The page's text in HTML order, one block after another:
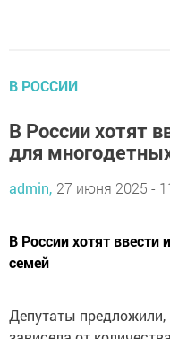
В РОССИИ
В России хотят
для
admin, 27 июня 2025 -
В России хотят ввести
семей
Депутаты предложили,